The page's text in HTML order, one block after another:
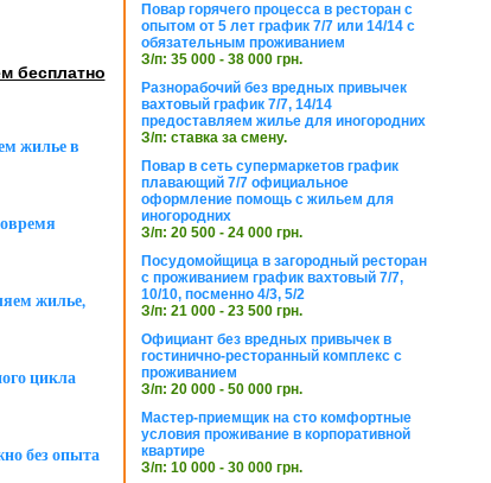
бесплатно
жилье в
жилье,
цикла
без опыта
Повар горячего процесса в ресторан с
опытом от 5 лет график 7/7 или 14/14 с
обязательным проживанием
З/п: 35 000 - 38 000 грн.
Разнорабочий без вредных привычек
вахтовый график 7/7, 14/14
предоставляем жилье для иногородних
З/п: ставка за смену.
Повар в сеть супермаркетов график
плавающий 7/7 официальное
оформление помощь с жильем для
иногородних
З/п: 20 500 - 24 000 грн.
Посудомойщица в загородный ресторан
с проживанием график вахтовый 7/7,
10/10, посменно 4/3, 5/2
З/п: 21 000 - 23 500 грн.
Официант без вредных привычек в
гостинично-ресторанный комплекс с
проживанием
З/п: 20 000 - 50 000 грн.
Мастер-приемщик на сто комфортные
условия проживание в корпоративной
квартире
З/п: 10 000 - 30 000 грн.